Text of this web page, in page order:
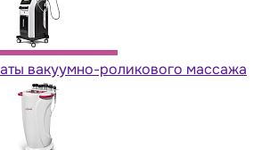
вакуумно-роликового массажа